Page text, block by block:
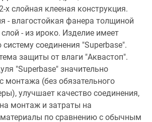
х слойная клееная конструкция.
- влагостойкая фанера толщиной
- из ироко. Изделие имеет
соединения "Superbase".
защиты от влаги "Аквастоп".
"Superbase" значительно
монтажа (без обязательного
улучшает качество соединения,
монтаж и затраты на
по сравнению с обычным